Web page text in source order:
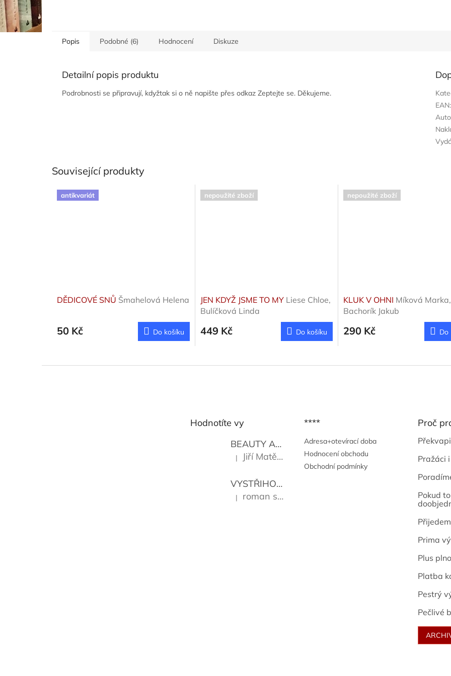
Popis Podobné (6) Hodnocení Diskuze
Detailní popis produktu
Podrobnosti se připravují, kdyžtak si o ně napište přes odkaz Zeptejte se. Děkujeme.
EAN:
Související produkty
antikvariát
DĚDICOVÉ SNŮ Šmahelová Helena
50 Kč Do košíku
nepoužité zboží
JEN KDYŽ JSME TO MY Liese Chloe,
Bulíčková Linda
449 Kč Do košíku
nepoužité zboží
KLUK V OHNI Míková Marka,
Bachorík Jakub
290 Kč Do
Hodnotíte vy
BEAUTY AND THE BEAT
Go Go's
Hodnocení produktu je 5 z 5 hvězdiček.
| Jiří Matějů
VYSTŘIHOVÁNKY - PRAŽSKÉ PAMÁTKY Kropáček
Hodnocení produktu je 5 z 5 hvězdiček.
| roman sekanina
****
Adresa+otevírací doba
Hodnocení obchodu
Obchodní podmínky
Proč
Pražáci
Pokud
Prima
Plus
Platba
Pestrý
Pečlivé